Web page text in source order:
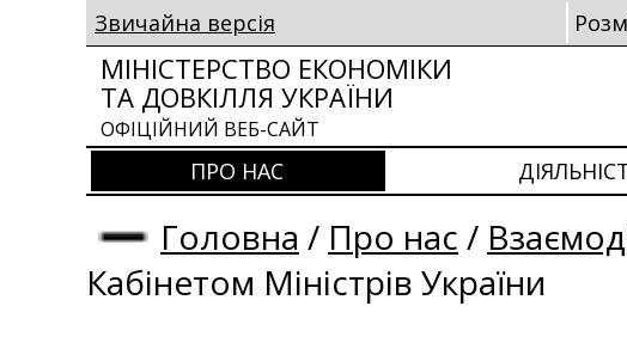
Звичайна версія
МІНІСТЕРСТВО ЕКОНОМІКИ
ТА ДОВКІЛЛЯ УКРАЇНИ
ОФІЦІЙНИЙ ВЕБ-САЙТ
ПРО НАС
Головна / Про нас /
Кабінетом Міністрів України